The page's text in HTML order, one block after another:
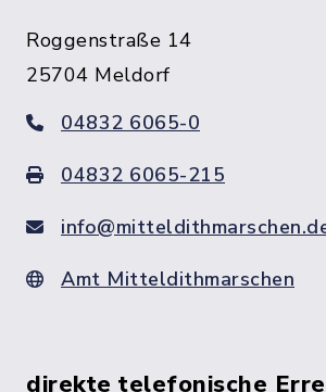
Roggenstraße 14
25704 Meldorf
04832 6065-0
04832 6065-215
Amt Mitteldithmarschen
direkte telefonische